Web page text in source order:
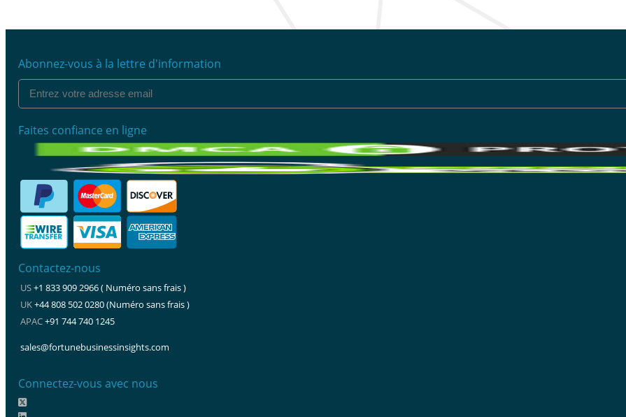
Abonnez-vous à la lettre d'information
Faites confiance en ligne
Contactez-nous
US+1 833 909 2966 ( Numéro sans frais )
UK+44 808 502 0280 (Numéro sans frais )
APAC+91 744 740 1245
sales@fortunebusinessinsights.com
Connectez-vous avec nous